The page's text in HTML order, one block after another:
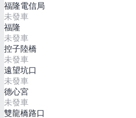
福隆電信局
未發車
福隆
未發車
控子陸橋
未發車
遠望坑口
未發車
德心宮
未發車
雙龍橋路口